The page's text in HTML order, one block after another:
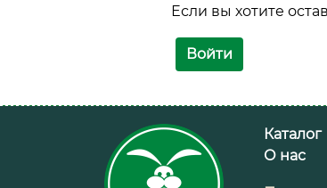
Если вы хотите
Войти
Каталог
О нас